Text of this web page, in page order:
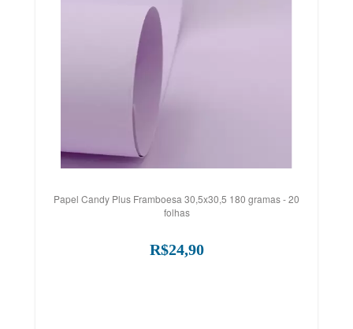
Papel Candy Plus Framboesa 30,5x30,5 180 gramas - 20
folhas
R$24,90